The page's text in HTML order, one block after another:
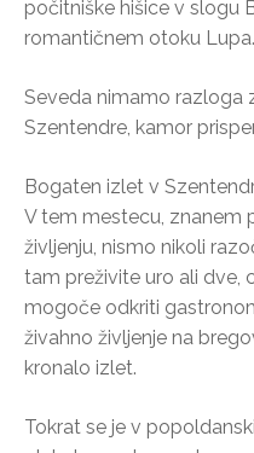
počitniške hišice v slogu
romantičnem otoku Lupa.
Seveda nimamo razloga
Szentendre, kamor
Bogaten izlet v
V tem mestecu, znanem
življenju, nismo nikoli
tam preživite uro ali dve,
mogoče odkriti
živahno življenje na
kronalo izlet.
Tokrat se je v